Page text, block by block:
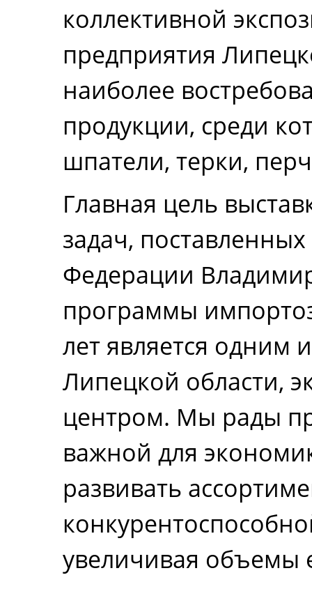
коллективной
предприятия
наиболее
продукции, среди
шпатели, терки,
Главная цель
задач,
Федерации
программы
лет является
Липецкой области,
центром. Мы рады
важной для
развивать
увеличивая объемы